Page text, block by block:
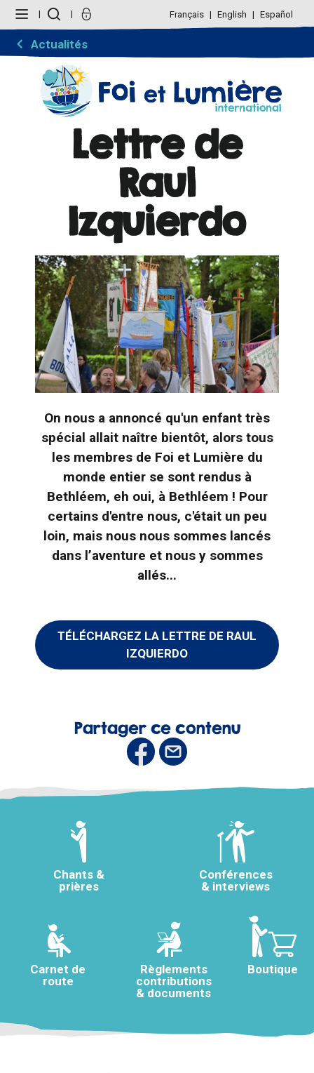
contenu.
navigation
personnels
Français English Español
Actualités
Lettre de
Raul
Izquierdo
On nous a annoncé qu'un enfant très
spécial allait naître bientôt, alors tous
les membres de Foi et Lumière du
monde entier se sont rendus à
Bethléem, eh oui, à Bethléem ! Pour
certains d'entre nous, c'était un peu
loin, mais nous nous sommes lancés
dans l’aventure et nous y sommes
allés...
TÉLÉCHARGEZ LA LETTRE DE RAUL
IZQUIERDO
Partager ce contenu
Chants &
prières
Conférences
& interviews
Carnet de
route
Règlements
contributions
& documents
Boutique